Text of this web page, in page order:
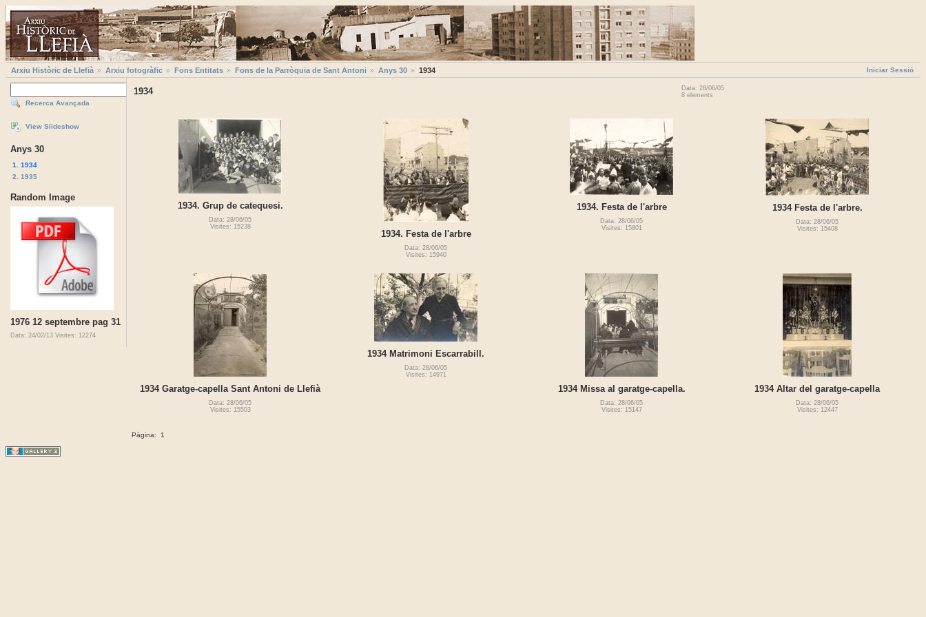
Iniciar Sessió
Arxiu Històric de Llefià Arxiu fotogràfic Fons Entitats Fons de la Parròquia de Sant Antoni Anys 30 1934
Recerca Avançada
View Slideshow
Anys 30
1. 1934
2. 1935
Random Image
1976 12 septembre pag 31
Data: 24/02/13 Visites: 12274
1934
Data: 28/06/05
8 elements
1934. Grup de catequesi.
Data: 28/06/05
Visites: 15238
1934. Festa de l'arbre
Data: 28/06/05
Visites: 15940
1934. Festa de l'arbre
Data: 28/06/05
Visites: 15801
1934 Festa de l'arbre.
Data: 28/06/05
Visites: 15408
1934 Garatge-capella Sant Antoni de Llefià
Data: 28/06/05
Visites: 15503
1934 Matrimoni Escarrabill.
Data: 28/06/05
Visites: 14971
1934 Missa al garatge-capella.
Data: 28/06/05
Visites: 15147
1934 Altar del garatge-capella
Data: 28/06/05
Visites: 12447
Pàgina: 1